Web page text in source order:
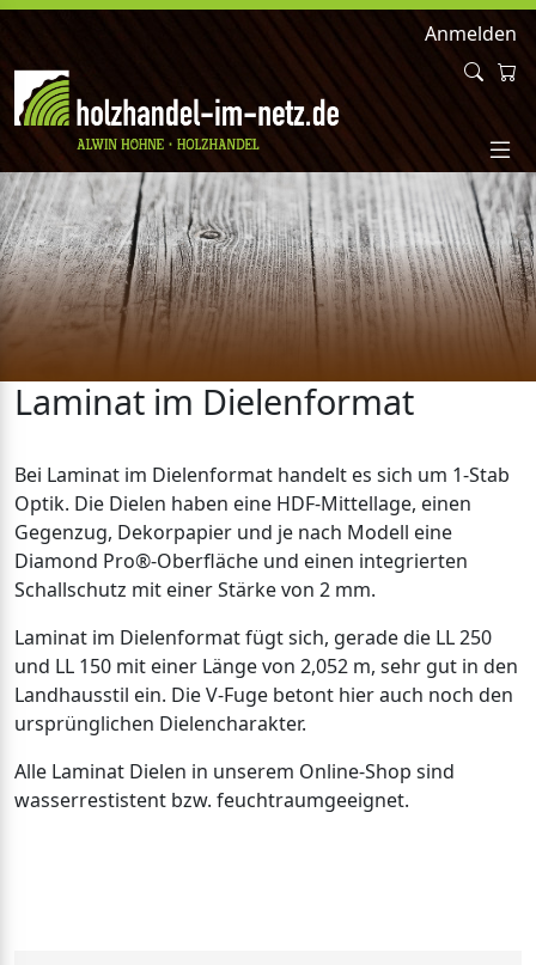
Anmelden
Laminat im Dielenformat
Bei Laminat im Dielenformat handelt es sich um 1-Stab
Optik. Die Dielen haben eine HDF-Mittellage, einen
Gegenzug, Dekorpapier und je nach Modell eine
Diamond Pro®-Oberfläche und einen integrierten
Schallschutz mit einer Stärke von 2 mm.
Laminat im Dielenformat fügt sich, gerade die LL 250
und LL 150 mit einer Länge von 2,052 m, sehr gut in den
Landhausstil ein. Die V-Fuge betont hier auch noch den
ursprünglichen Dielencharakter.
Alle Laminat Dielen in unserem Online-Shop sind
wasserrestistent bzw. feuchtraumgeeignet.